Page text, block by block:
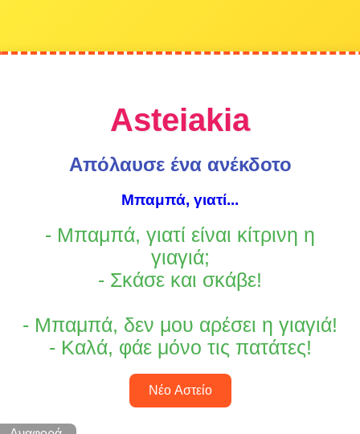
Asteiakia
Απόλαυσε ένα ανέκδοτο
Μπαμπά, γιατί...
- Μπαμπά, γιατί είναι κίτρινη η
γιαγιά;
- Σκάσε και σκάβε!
- Μπαμπά, δεν μου αρέσει η γιαγιά!
- Καλά, φάε μόνο τις πατάτες!
Νέο Αστείο